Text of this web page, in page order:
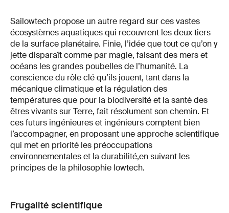
Sailowtech propose un autre regard sur ces vastes
écosystèmes aquatiques qui recouvrent les deux tiers
de la surface planétaire. Finie, l’idée que tout ce qu’on y
jette disparaît comme par magie, faisant des mers et
océans les grandes poubelles de l’humanité. La
conscience du rôle clé qu’ils jouent, tant dans la
mécanique climatique et la régulation des
températures que pour la biodiversité et la santé des
êtres vivants sur Terre, fait résolument son chemin. Et
ces futurs ingénieures et ingénieurs comptent bien
l’accompagner, en proposant une approche scientifique
qui met en priorité les préoccupations
environnementales et la durabilité,en suivant les
principes de la philosophie lowtech.
Frugalité scientifique